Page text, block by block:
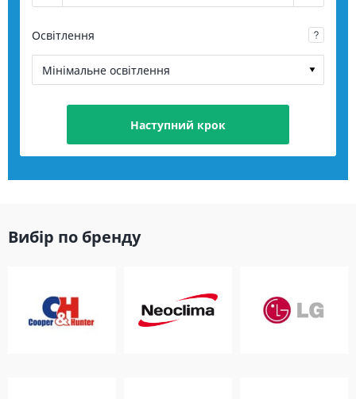
Освітлення
Наступний крок
Вибір по бренду